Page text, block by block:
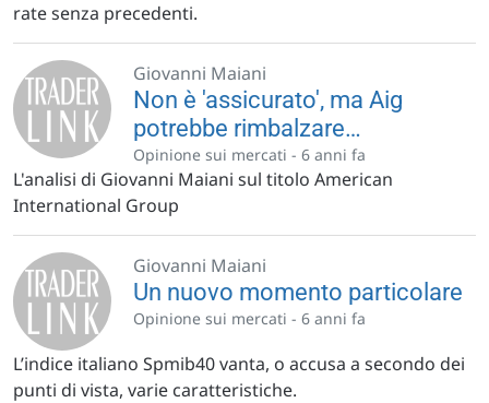
rate senza precedenti.
Giovanni Maiani
Non è 'assicurato', ma Aig
potrebbe rimbalzare…
Opinione sui mercati - 6 anni fa
L'analisi di Giovanni Maiani sul titolo American
International Group
Giovanni Maiani
Un nuovo momento particolare
Opinione sui mercati - 6 anni fa
L’indice italiano Spmib40 vanta, o accusa a secondo dei
punti di vista, varie caratteristiche.